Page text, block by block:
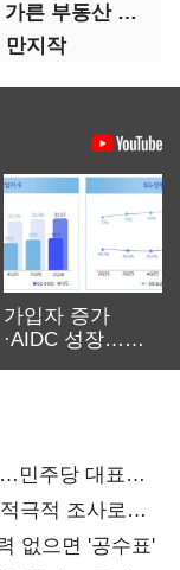
강남 관망·한강벨트 술렁…30억이 가른 부동산 민심
지작
가입자 증가
·AIDC 성장…
민주당 대표로
극적 조사로
없으면 '공수표'